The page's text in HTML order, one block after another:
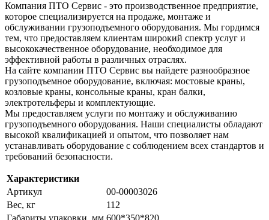
Компания ПТО Сервис - это производственное предприятие,
которое специализируется на продаже, монтаже и
обслуживании грузоподъемного оборудования. Мы гордимся
тем, что предоставляем клиентам широкий спектр услуг и
высококачественное оборудование, необходимое для
эффективной работы в различных отраслях.
На сайте компании ПТО Сервис вы найдете разнообразное
грузоподъемное оборудование, включая: мостовые краны,
козловые краны, консольные краны, кран балки,
электротельферы и комплектующие.
Мы предоставляем услуги по монтажу и обслуживанию
грузоподъемного оборудования. Наши специалисты обладают
высокой квалификацией и опытом, что позволяет нам
устанавливать оборудование с соблюдением всех стандартов и
требований безопасности.
Характеристики
Артикул
00-00003026
Вес, кг
112
Габариты упаковки, мм 600*350*820